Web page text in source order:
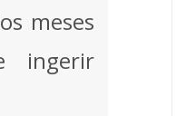
meses
ingerir